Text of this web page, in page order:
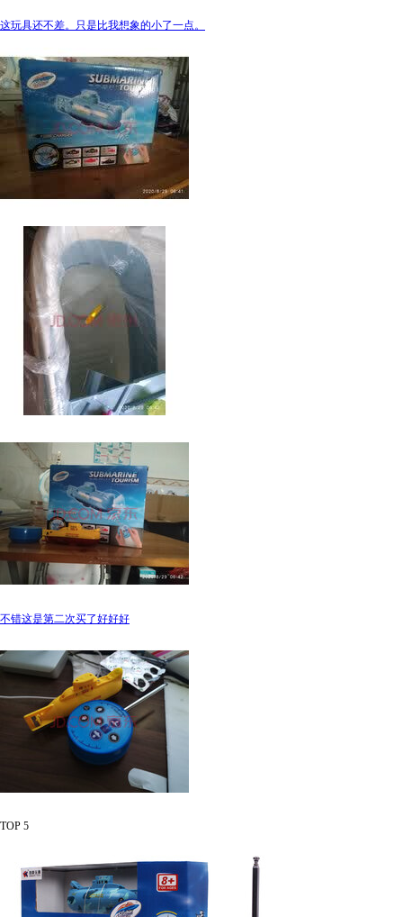
这玩具还不差。只是比我想象的小了一点。
不错这是第二次买了好好好
TOP 5